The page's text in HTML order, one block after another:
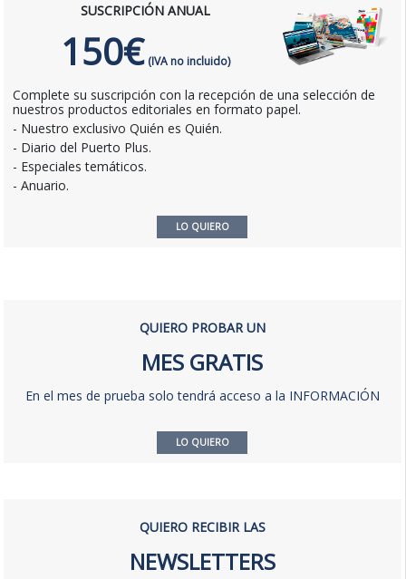
SUSCRIPCIÓN ANUAL
150€ (IVA no incluido)
Complete su suscripción con la recepción de una selección de
nuestros productos editoriales en formato papel.
- Nuestro exclusivo Quién es Quién.
- Diario del Puerto Plus.
- Especiales temáticos.
- Anuario.
LO QUIERO
QUIERO PROBAR UN
MES GRATIS
En el mes de prueba solo tendrá acceso a la INFORMACIÓN
LO QUIERO
QUIERO RECIBIR LAS
NEWSLETTERS